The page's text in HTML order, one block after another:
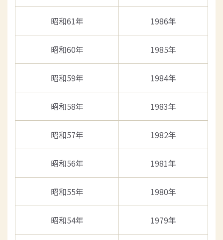
昭和61年 1986年
昭和60年 1985年
昭和59年 1984年
昭和58年 1983年
昭和57年 1982年
昭和56年 1981年
昭和55年 1980年
昭和54年 1979年